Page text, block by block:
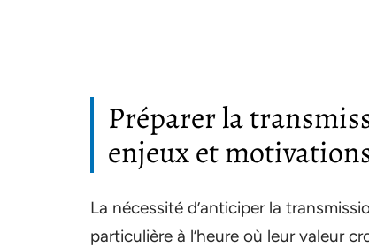
Préparer la
enjeux et
La nécessité d’anticiper la
particulière à l’heure où leur valeur